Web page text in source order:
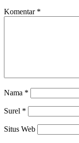
Komentar *
Nama *
Surel *
Situs Web